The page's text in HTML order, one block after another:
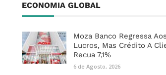
ECONOMIA GLOBAL
Moza Banco Regressa Aos
Lucros, Mas Crédito A
Recua 7,1%
6 de Agosto, 2026